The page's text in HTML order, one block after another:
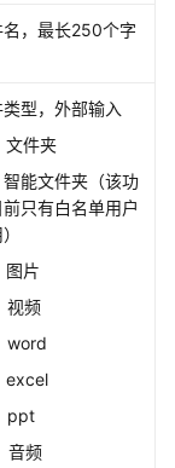
名，最长250个字
型，外部输入
文件夹
智能文件夹（该功
前只有白名单用户
图片
视频
word
excel
ppt
音频